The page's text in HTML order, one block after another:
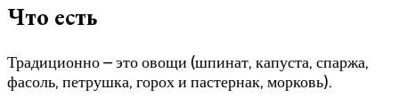
Что есть
Традиционно – это овощи (шпинат, капуста, спаржа,
фасоль, петрушка, горох и пастернак, морковь).